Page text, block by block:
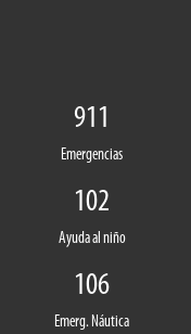
911
Emergencias
102
Ayuda al niño
106
Emerg. Náutica